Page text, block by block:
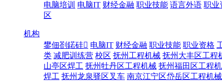
电脑培训 电脑IT 财经金融 职业技能 语言外语 职业
区
机构
鐢佃剳鍩硅 电脑IT 财经金融 职业技能 职业资格
类 减肥训练营 校区 抚州工程机械 抚州大丰区工程
山亭区焊工 抚州牡丹区工程机械 抚州福田区工程
焊工 抚州龙泉驿区叉车 南京江宁区岱岳区工程机械